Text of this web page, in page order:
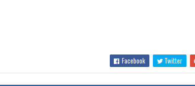
Facebook Twitter